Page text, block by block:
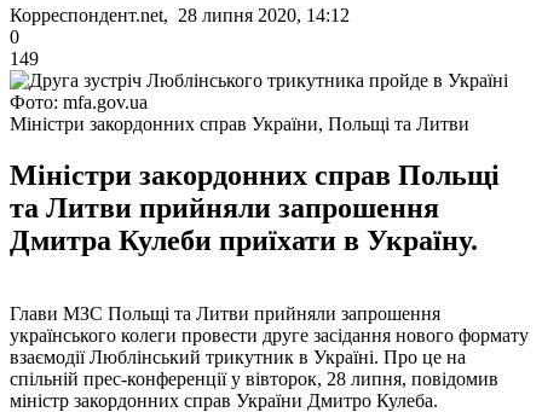
Корреспондент.net, 28 липня 2020, 14:12
0
149
Фото: mfa.gov.ua
Міністри закордонних справ України, Польщі та Литви
Міністри закордонних справ Польщі
та Литви прийняли запрошення
Дмитра Кулеби приїхати в Україну.
Глави МЗС Польщі та Литви прийняли запрошення
українського колеги провести друге засідання нового формату
взаємодії Люблінський трикутник в Україні. Про це на
спільній прес-конференції у вівторок, 28 липня, повідомив
міністр закордонних справ України Дмитро Кулеба.